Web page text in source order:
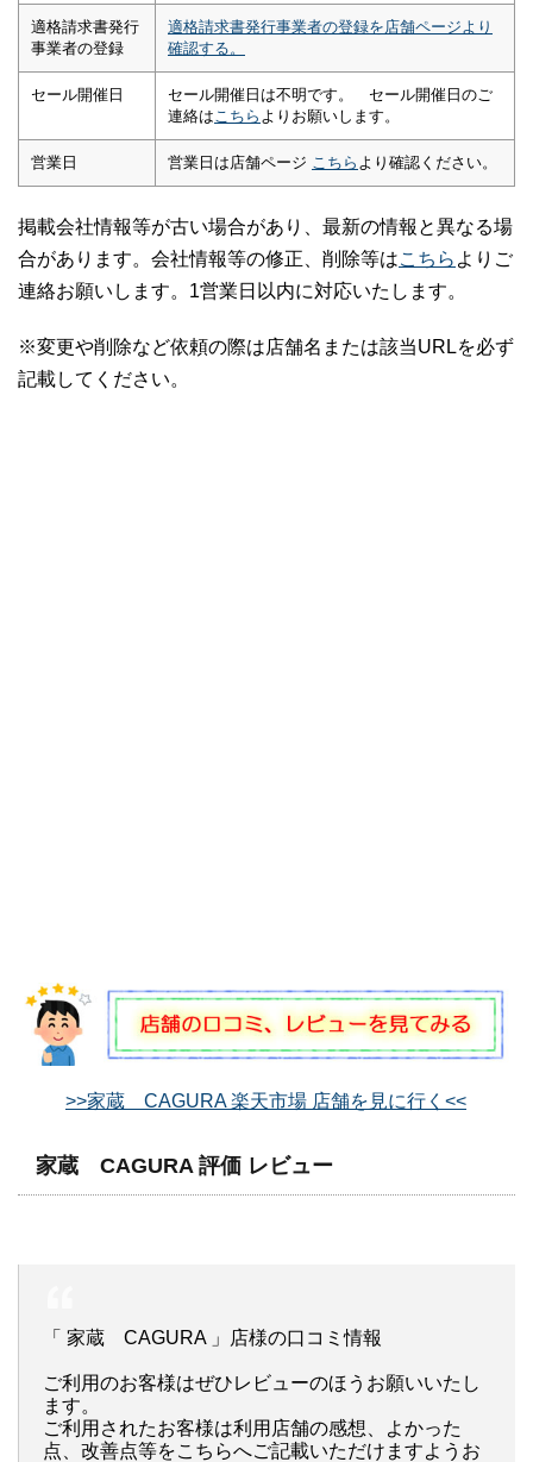
適格請求書発行
事業者の登録
適格請求書発行事業者の登録を店舗ページより
確認する。
セール開催日
セール開催日は不明です。 セール開催日のご
連絡は こちら よりお願いします。
営業日 営業日は店舗ページ こちら より確認ください。
掲載会社情報等が古い場合があり、最新の情報と異なる場
合があります。会社情報等の修正、削除等はこちら よりご
連絡お願いします。1営業日以内に対応いたします。
※変更や削除など依頼の際は店舗名または該当URLを必ず
記載してください。
>>家蔵 CAGURA 楽天市場 店舗を見に行く<<
家蔵 CAGURA 評価 レビュー
「 家蔵 CAGURA 」店様の口コミ情報
ご利用のお客様はぜひレビューのほうお願いいたし
ます。
ご利用されたお客様は利用店舗の感想、よかった
点、改善点等をこちらへご記載いただけますようお